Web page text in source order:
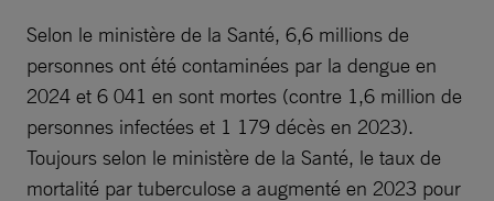
Selon le ministère de la Santé, 6,6 millions de
personnes ont été contaminées par la dengue en
2024 et 6 041 en sont mortes (contre 1,6 million de
personnes infectées et 1 179 décès en 2023).
Toujours selon le ministère de la Santé, le taux de
mortalité par tuberculose a augmenté en 2023 pour